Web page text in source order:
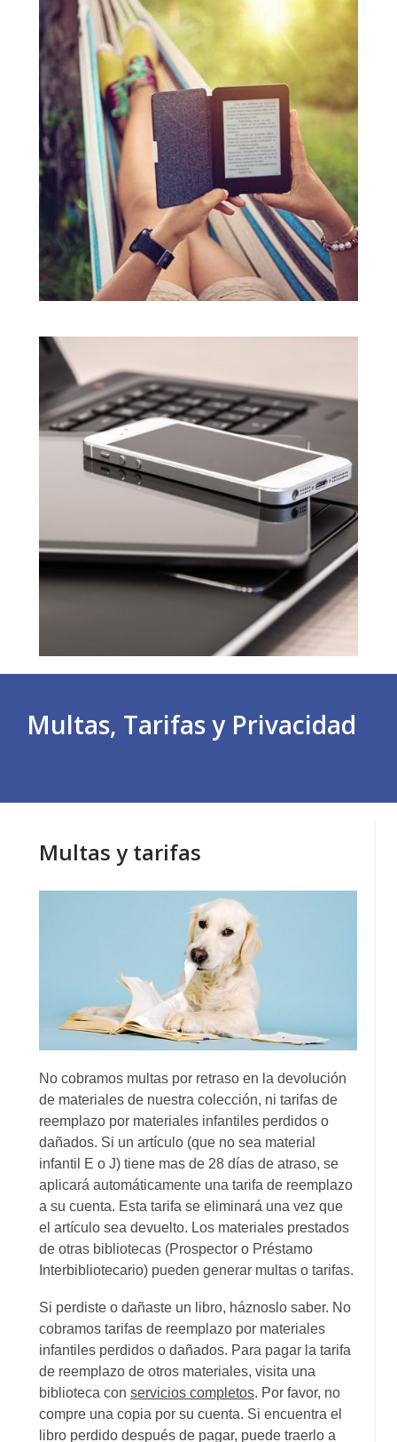
Multas, Tarifas y Privacidad
Multas y tarifas
No cobramos multas por retraso en la devolución
de materiales de nuestra colección, ni tarifas de
reemplazo por materiales infantiles perdidos o
dañados. Si un artículo (que no sea material
infantil E o J) tiene mas de 28 días de atraso, se
aplicará automáticamente una tarifa de reemplazo
a su cuenta. Esta tarifa se eliminará una vez que
el artículo sea devuelto. Los materiales prestados
de otras bibliotecas (Prospector o Préstamo
Interbibliotecario) pueden generar multas o tarifas.
Si perdiste o dañaste un libro, háznoslo saber. No
cobramos tarifas de reemplazo por materiales
infantiles perdidos o dañados. Para pagar la tarifa
de reemplazo de otros materiales, visita una
biblioteca con servicios completos. Por favor, no
compre una copia por su cuenta. Si encuentra el
libro perdido después de pagar, puede traerlo a